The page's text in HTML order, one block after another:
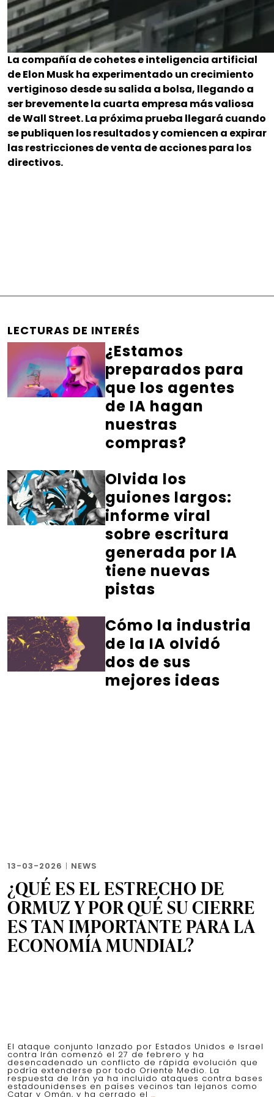
La compañía de cohetes e inteligencia artificial
de Elon Musk ha experimentado un crecimiento
vertiginoso desde su salida a bolsa, llegando a
ser brevemente la cuarta empresa más valiosa
de Wall Street. La próxima prueba llegará cuando
se publiquen los resultados y comiencen a expirar
las restricciones de venta de acciones para los
directivos.
LECTURAS DE INTERÉS
¿Estamos
preparados para
que los agentes
de IA hagan
nuestras
compras?
Olvida los
guiones largos:
informe viral
sobre escritura
generada por IA
tiene nuevas
pistas
Cómo la industria
de la IA olvidó
dos de sus
mejores ideas
13-03-2026 | NEWS
¿QUÉ ES EL ESTRECHO DE
ORMUZ Y POR QUÉ SU CIERRE
ES TAN IMPORTANTE PARA LA
ECONOMÍA MUNDIAL?
El ataque conjunto lanzado por Estados Unidos e Israel
contra Irán comenzó el 27 de febrero y ha
desencadenado un conflicto de rápida evolución que
podría extenderse por todo Oriente Medio. La
respuesta de Irán ya ha incluido ataques contra bases
estadounidenses en países vecinos tan lejanos como
Catar y Omán, y ha cerrado el …